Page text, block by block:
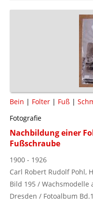
Bein | Folter | Fuß |
Fotografie
Nachbildung einer
Fußschraube
1900 - 1926
Carl Robert Rudolf Pohl,
Bild 195 / Wachsmodelle
Dresden / Fotoalbum